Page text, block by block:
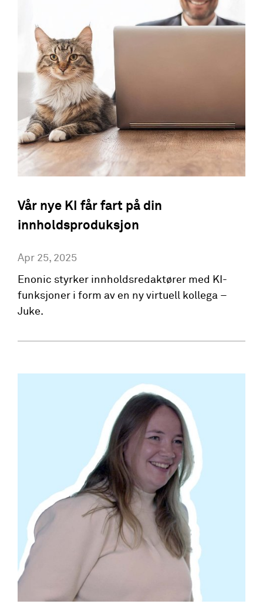
Vår nye KI får fart på din
innholdsproduksjon
Apr 25, 2025
Enonic styrker innholdsredaktører med KI-
funksjoner i form av en ny virtuell kollega –
Juke.